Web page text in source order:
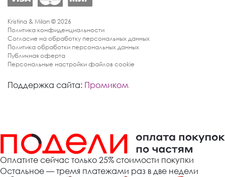
Kristina & Milan © 2026
Политика конфиденциальности
Согласие на обработку персональных данных
Политика обработки персональных данных
Публичная оферта
Персональные настройки файлов cookie
Поддержка сайта: Промиком
Оплатите сейчас только 25% стоимости покупки
Остальное — тремя платежами раз в две недели